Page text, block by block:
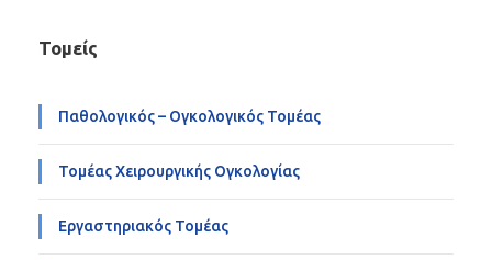
Τομείς
Παθολογικός – Ογκολογικός Τομέας
Τομέας Χειρουργικής Ογκολογίας
Εργαστηριακός Τομέας